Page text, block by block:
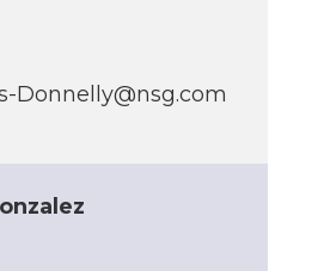
Donnelly@nsg.com